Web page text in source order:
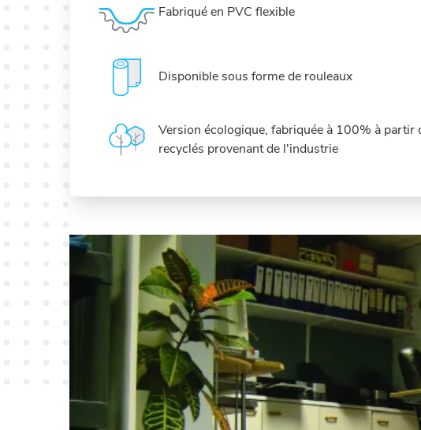
Fabriqué en PVC flexible
Disponible sous forme de rouleaux
Version écologique, fabriquée à 100% à partir
recyclés provenant de l'industrie